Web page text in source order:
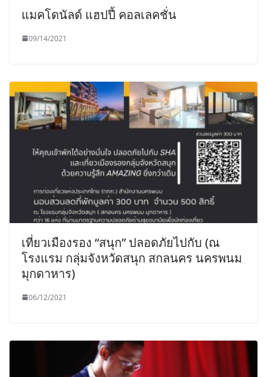
แมคโดนัลด์ แฮปปี้ คอลเลคชั่น
09/14/2021
เที่ยวเมืองรอง “สนุก” ปลอดภัยไปกับ (ณ
โรงแรม กลุ่มจังหวัดสนุก สกลนคร นครพนม
มุกดาหาร)
06/12/2021